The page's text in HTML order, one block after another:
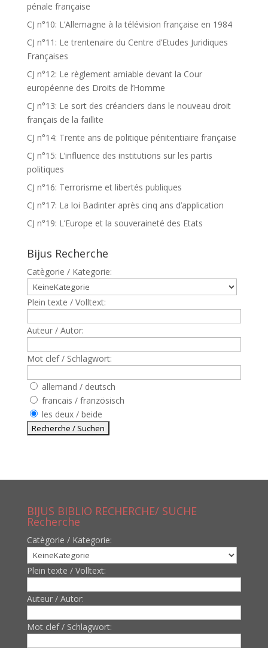
pénale française
CJ n°10: L’Allemagne à la télévision française en 1984
CJ n°11: Le trentenaire du Centre d’Etudes Juridiques
Françaises
CJ n°12: Le règlement amiable devant la Cour
européenne des Droits de l’Homme
CJ n°13: Le sort des créanciers dans le nouveau droit
français de la faillite
CJ n°14: Trente ans de politique pénitentiaire française
CJ n°15: L’influence des institutions sur les partis
politiques
CJ n°16: Terrorisme et libertés publiques
CJ n°17: La loi Badinter après cinq ans d’application
CJ n°19: L’Europe et la souveraineté des Etats
Bijus Recherche
Catègorie / Kategorie:
Plein texte / Volltext:
Auteur / Autor:
Mot clef / Schlagwort:
allemand / deutsch
francais / französisch
les deux / beide
BIJUS BIBLIO RECHERCHE/ SUCHE
Recherche
Catègorie / Kategorie:
Plein texte / Volltext:
Auteur / Autor:
Mot clef / Schlagwort: